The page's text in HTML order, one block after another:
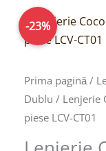
-23%
Prima pagină/
Dublu / Lenjerie
piese LCV-CT01